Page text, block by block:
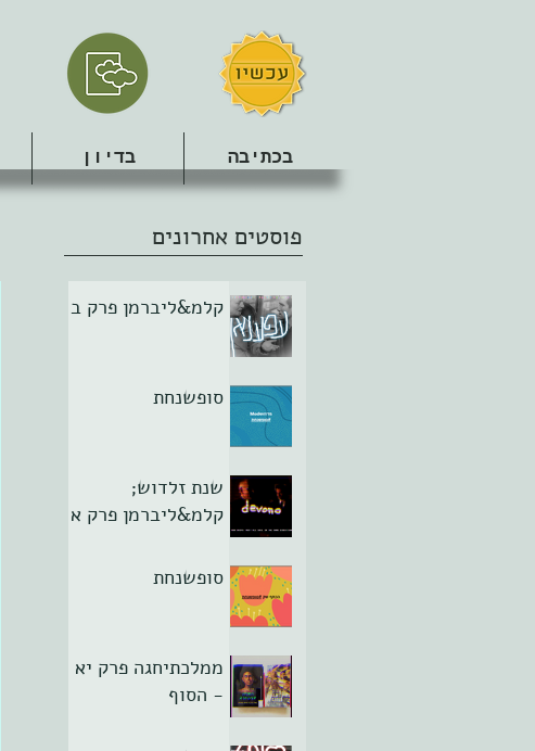
בכתיבה בדיון
פוסטים אחרונים
קלמ&ליברמן פרק ב
סופשנחת
שנת זלדוש;
קלמ&ליברמן פרק א
סופשנחת
ממלכתיחגה פרק יא
- הסוף